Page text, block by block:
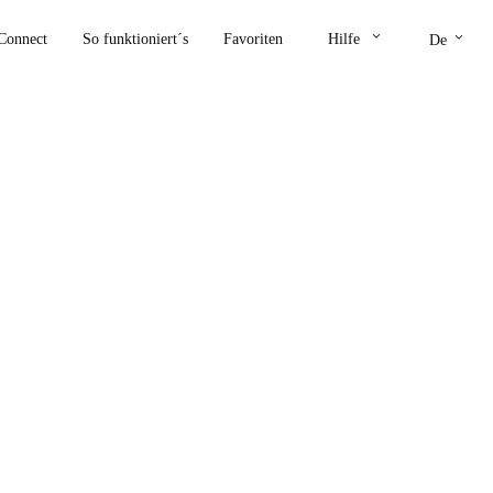
So funktioniert´s Favoriten Hilfe keyboard_arrow_down De keyboard_arrow_down